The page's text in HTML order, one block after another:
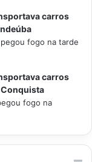
carros
fogo na tarde
carros
fogo na